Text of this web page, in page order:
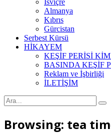
İsviçre
Almanya
Kıbrıs
Gürcistan
Serbest Kürsü
HİKAYEM
KEŞİF PERİSİ
BASINDA KEŞİF
Reklam ve İşbirliği
İLETİŞİM
Browsing: tea